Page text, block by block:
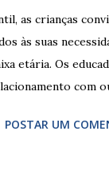
as crianças
às suas
etária. Os
com
crianças a uma
POSTAR UM